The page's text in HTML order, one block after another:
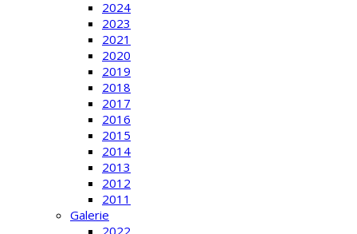
2024
2023
2021
2020
2019
2018
2017
2016
2015
2014
2013
2012
2011
Galerie
2022